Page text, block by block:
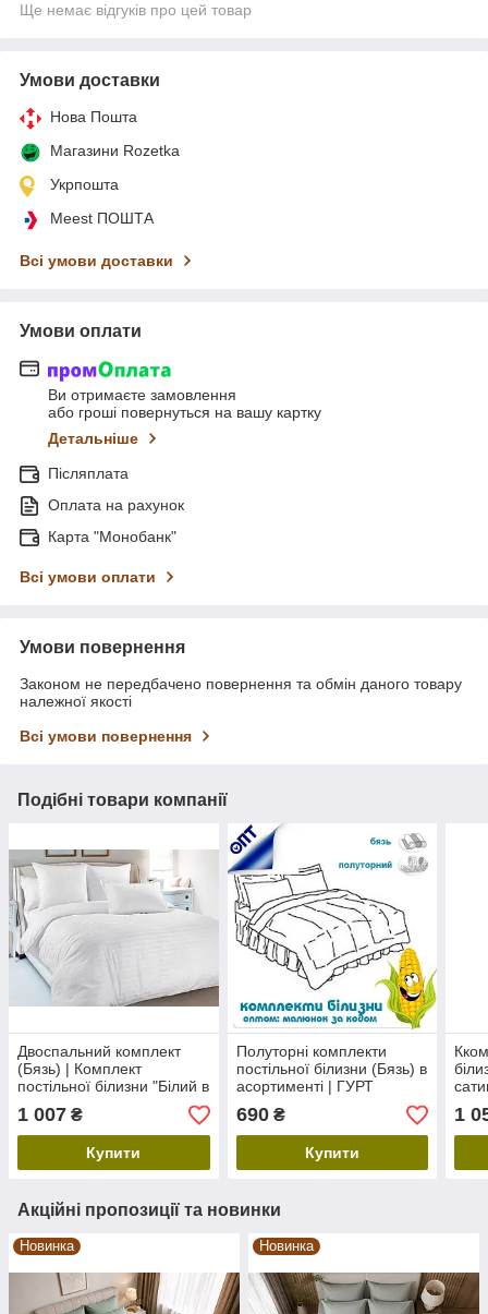
Ще немає відгуків про цей товар
Умови доставки
Нова Пошта
Магазини Rozetka
Укрпошта
Meest ПОШТА
Всі умови доставки
Умови оплати
Ви отримаєте замовлення
або гроші повернуться на вашу картку
Детальніше
Післяплата
Оплата на рахунок
Карта "Монобанк"
Всі умови оплати
Умови повернення
Законом не передбачено повернення та обмін даного товару
належної якості
Всі умови повернення
Подібні товари компанії
Двоспальний комплект
(Бязь) | Комплект
постільної білизни "Білий в
смужку" | Простирадло
200х220 см, білий
1 007 ₴
Купити
Полуторні комплекти
постільної білизни (Бязь) в
асортименті | ГУРТ
690₴
Купити
1
Акційні пропозиції та новинки
Новинка Новинка